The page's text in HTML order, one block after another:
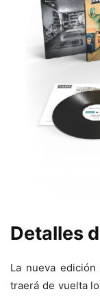
Detalles
La nueva
traerá de vuelta